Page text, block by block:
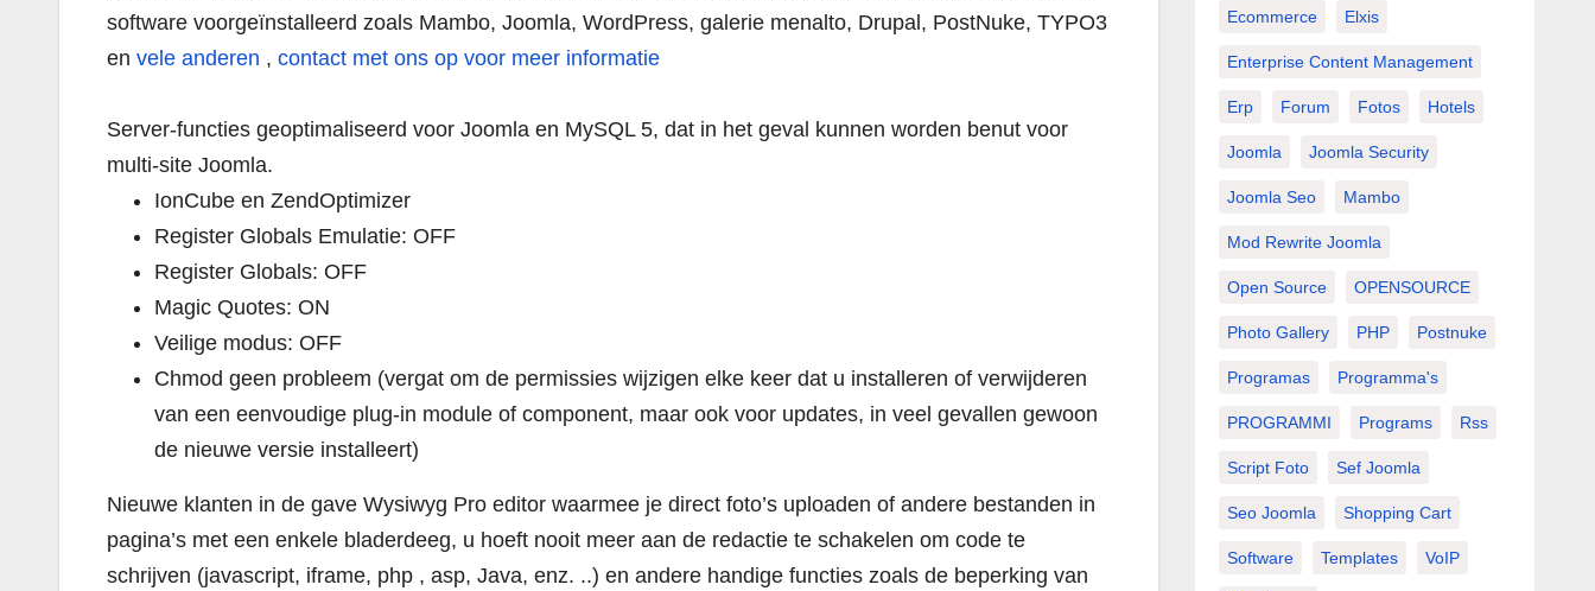
software voorgeïnstalleerd zoals Mambo, Joomla, WordPress, galerie menalto, Drupal, PostNuke, TYPO3
en vele anderen , contact met ons op voor meer informatie
Server-functies geoptimaliseerd voor Joomla en MySQL 5, dat in het geval kunnen worden benut voor
multi-site Joomla.
IonCube en ZendOptimizer
Register Globals Emulatie: OFF
Register Globals: OFF
Magic Quotes: ON
Veilige modus: OFF
Chmod geen probleem (vergat om de permissies wijzigen elke keer dat u installeren of verwijderen
van een eenvoudige plug-in module of component, maar ook voor updates, in veel gevallen gewoon
de nieuwe versie installeert)
Nieuwe klanten in de gave Wysiwyg Pro editor waarmee je direct foto’s uploaden of andere bestanden in
pagina’s met een enkele bladerdeeg, u hoeft nooit meer aan de redactie te schakelen om code te
schrijven (javascript, iframe, php , asp, Java, enz. ..) en andere handige functies zoals de beperking van
Ecommerce Elxis
Enterprise Content Management
Erp Forum Fotos Hotels
Joomla Joomla Security
Joomla Seo Mambo
Mod Rewrite Joomla
Open Source OPENSOURCE
Photo Gallery PHP Postnuke
Programas Programma's
PROGRAMMI Programs Rss
Script Foto Sef Joomla
Seo Joomla Shopping Cart
Software Templates VoIP